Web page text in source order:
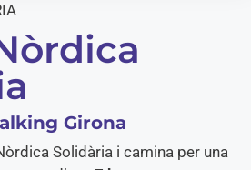
Girona
Solidària i camina per una